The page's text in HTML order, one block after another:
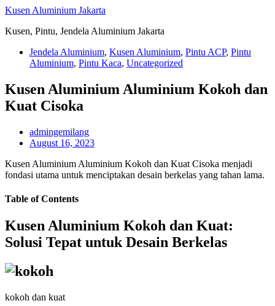
Skip
content
Kusen Aluminium Jakarta
Kusen, Pintu, Jendela Aluminium Jakarta
Jendela Aluminium, Kusen Aluminium, Pintu ACP, Pintu
Aluminium, Pintu Kaca, Uncategorized
Kusen Aluminium Aluminium Kokoh dan
Kuat Cisoka
admingemilang
August 16, 2023
Kusen Aluminium Aluminium Kokoh dan Kuat Cisoka menjadi
fondasi utama untuk menciptakan desain berkelas yang tahan lama.
Table of Contents
Kusen Aluminium Kokoh dan Kuat:
Solusi Tepat untuk Desain Berkelas
kokoh dan kuat